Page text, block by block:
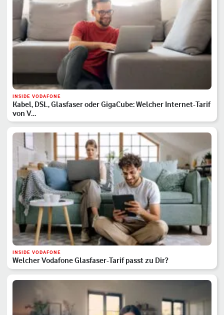
INSIDE VODAFONE
Kabel, DSL, Glasfaser oder GigaCube: Welcher Internet-Tarif
von V…
INSIDE VODAFONE
Welcher Vodafone Glasfaser-Tarif passt zu Dir?